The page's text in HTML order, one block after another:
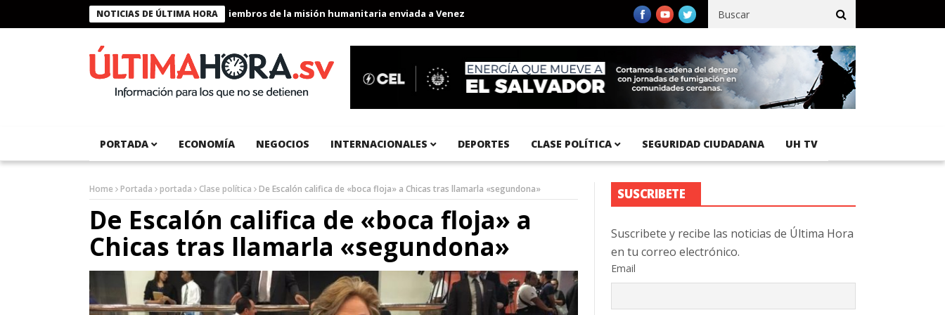
NOTICIAS DE ÚLTIMA HORA
Presidente Bukele condecora a miembros de la misión humanitaria enviada a Venezuela Aeropuerto Internacional del Pacífico registra 92 % de avance en obras de terracería
PORTADA ECONOMÍA NEGOCIOS INTERNACIONALES DEPORTES CLASE POLÍTICA SEGURIDAD CIUDADANA UH TV
Home Portada portada Clase política De Escalón califica de «boca floja» a Chicas tras llamarla «segundona»
De Escalón califica de «boca floja» a
Chicas tras llamarla «segundona»
SUSCRIBETE
Suscribete y recibe las noticias de Última Hora
en tu correo electrónico.
Email